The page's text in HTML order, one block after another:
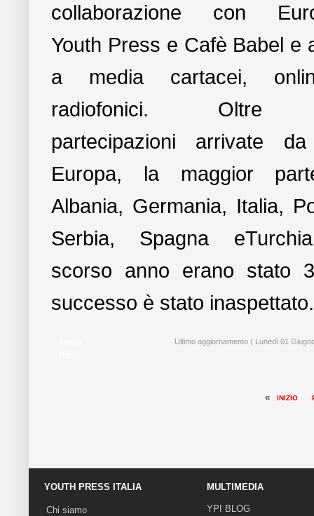
collaborazione con
Youth Press e Cafè Babel e
a media cartacei,
radiofonici. Oltre
partecipazioni arrivate
Europa, la maggior
Albania, Germania, Italia,
Serbia, Spagna
scorso anno erano stato
successo è stato inaspettato.
Ultimo aggiornamento ( Lunedì 01
« INIZIO
YOUTH PRESS ITALIA
Chi siamo
MULTIMEDIA
YPI BLOG